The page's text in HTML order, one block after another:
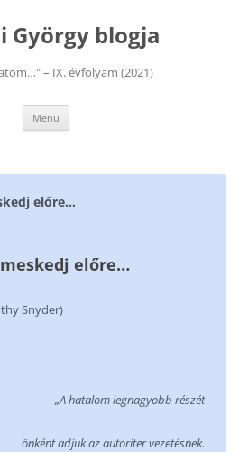
György blogja
– IX. évfolyam (2021)
Menü
előre…
előre…
Snyder)
„A hatalom legnagyobb részét
önként adjuk az autoriter vezetésnek.